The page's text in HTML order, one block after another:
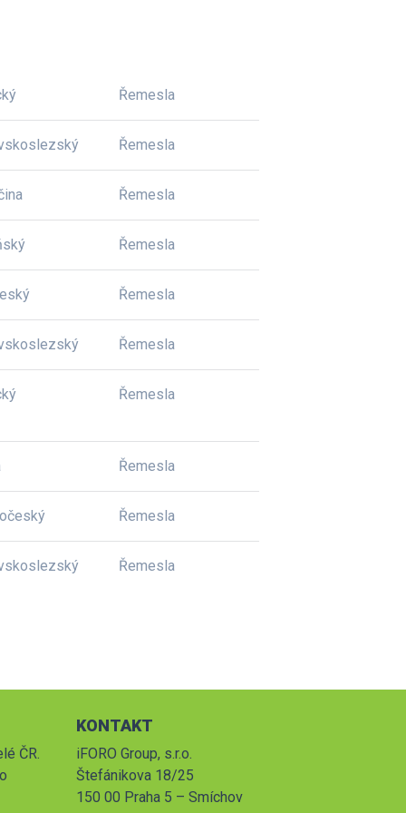
Řemesla
Řemesla
Řemesla
Řemesla
Řemesla
Řemesla
Řemesla
Řemesla
Řemesla
Řemesla
ČR.
KONTAKT
iFORO Group, s.r.o.
Štefánikova 18/25
150 00 Praha 5 – Smíchov